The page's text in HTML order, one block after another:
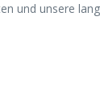
unsere